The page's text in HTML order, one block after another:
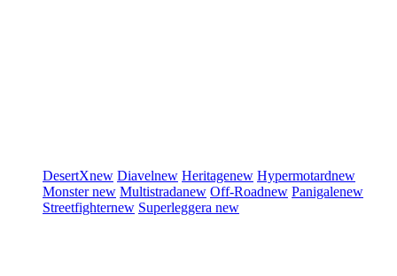
DesertXnew Diavelnew Heritagenew Hypermotardnew
Monsternew Multistradanew Off-Roadnew Panigalenew
Streetfighternew Superleggera new